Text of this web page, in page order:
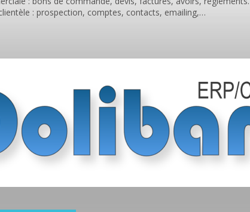
clientèle : prospection, comptes, contacts, emailing,…